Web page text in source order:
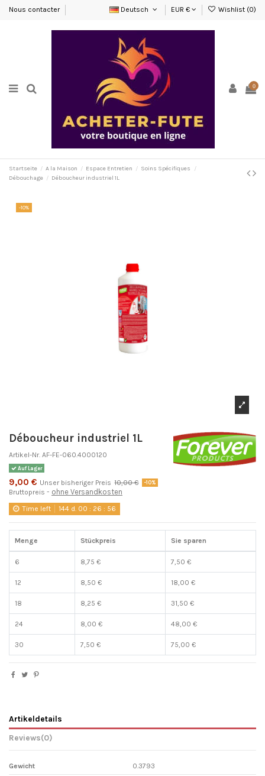
Nous contacter Deutsch EUR € Wishlist (0)
0
Startseite A la Maison Espace Entretien
Soins Spécifiques
Débouchage
Déboucheur industriel 1L
-10%
Déboucheur industriel 1L
Artikel-Nr. AF-FE-060.4000120
Auf Lager
9,00 € Unser bisheriger Preis 10,00 € -10%
Bruttopreis ohne Versandkosten
Time left 144 d. 00 : 26 : 56
Menge Stückpreis Sie sparen
6 8,75 € 7,50 €
12 8,50 € 18,00 €
18 8,25 € 31,50 €
24 8,00 € 48,00 €
30 7,50 € 75,00 €
Artikeldetails
Reviews(0)
Gewicht 0.3793